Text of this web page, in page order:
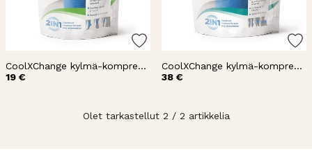
CoolXChange kylmä-kompressioside 1,2m
19 €
CoolXChange kylmä-kompressioside 3m
38 €
Olet tarkastellut 2 / 2 artikkelia